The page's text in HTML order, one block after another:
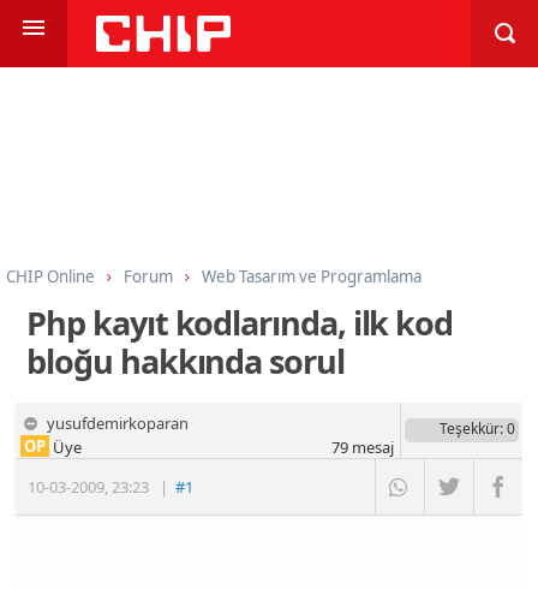
CHIP Online Forum
Web Tasarım ve Programlama
Programlama
PHP
Php kayıt kodlarında, ilk kod
bloğu hakkında sorul
yusufdemirkoparan
10-03-2009,23:23 |#1
OP Üye
Teşekkür: 0
79mesaj